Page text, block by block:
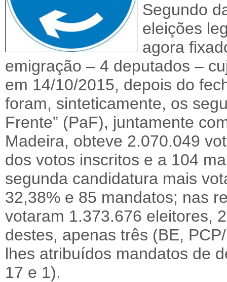
Segundo
eleições
agora
emigração – 4 deputados –
em 14/10/2015, depois do
foram, sinteticamente, os
Frente” (PaF), juntamente
Madeira, obteve 2.070.049
dos votos inscritos e a 104
segunda candidatura mais
32,38% e 85 mandatos; nas
votaram 1.373.676 eleitores,
destes, apenas três (BE,
lhes atribuídos mandatos de
17 e 1).